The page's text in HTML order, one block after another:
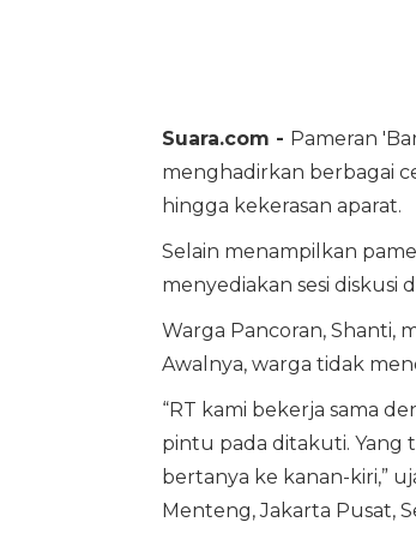
Suara.com - Pameran
menghadirkan berbagai
hingga kekerasan aparat.
Selain menampilkan
menyediakan sesi
Warga Pancoran, Shanti,
Awalnya, warga tidak
“RT kami bekerja sama
pintu pada ditakuti.
bertanya ke kanan-kiri,”
Menteng, Jakarta Pusat,